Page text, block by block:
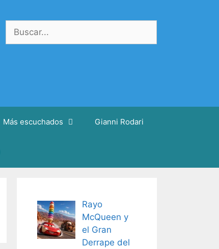
Buscar:
Más escuchados Gianni Rodari
Rayo
McQueen y
el Gran
Derrape del